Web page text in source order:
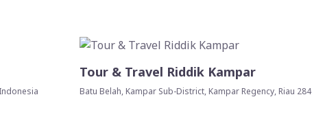
Tour & Travel Riddik Kampar
Batu Belah, Kampar Sub-District, Kampar Regency, Riau